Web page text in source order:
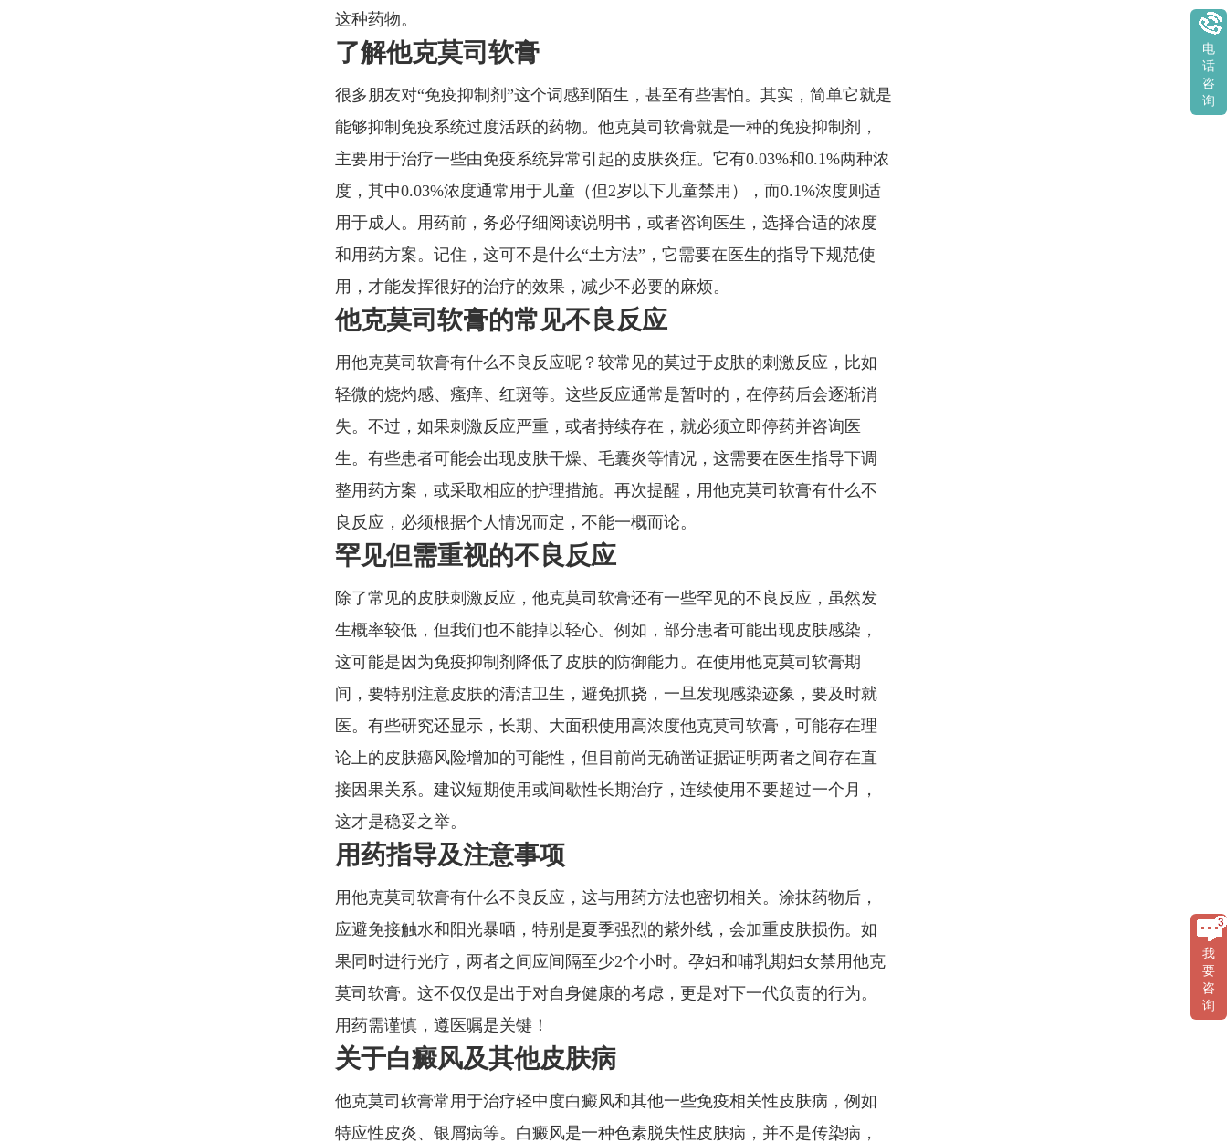
这种药物。
了解他克莫司软膏
很多朋友对“免疫抑制剂”这个词感到陌生，甚至有些害怕。其实，简单它就是
能够抑制免疫系统过度活跃的药物。他克莫司软膏就是一种的免疫抑制剂，
主要用于治疗一些由免疫系统异常引起的皮肤炎症。它有0.03%和0.1%两种浓
度，其中0.03%浓度通常用于儿童（但2岁以下儿童禁用），而0.1%浓度则适
用于成人。用药前，务必仔细阅读说明书，或者咨询医生，选择合适的浓度
和用药方案。记住，这可不是什么“土方法”，它需要在医生的指导下规范使
用，才能发挥很好的治疗的效果，减少不必要的麻烦。
他克莫司软膏的常见不良反应
用他克莫司软膏有什么不良反应呢？较常见的莫过于皮肤的刺激反应，比如
轻微的烧灼感、瘙痒、红斑等。这些反应通常是暂时的，在停药后会逐渐消
失。不过，如果刺激反应严重，或者持续存在，就必须立即停药并咨询医
生。有些患者可能会出现皮肤干燥、毛囊炎等情况，这需要在医生指导下调
整用药方案，或采取相应的护理措施。再次提醒，用他克莫司软膏有什么不
良反应，必须根据个人情况而定，不能一概而论。
罕见但需重视的不良反应
除了常见的皮肤刺激反应，他克莫司软膏还有一些罕见的不良反应，虽然发
生概率较低，但我们也不能掉以轻心。例如，部分患者可能出现皮肤感染，
这可能是因为免疫抑制剂降低了皮肤的防御能力。在使用他克莫司软膏期
间，要特别注意皮肤的清洁卫生，避免抓挠，一旦发现感染迹象，要及时就
医。有些研究还显示，长期、大面积使用高浓度他克莫司软膏，可能存在理
论上的皮肤癌风险增加的可能性，但目前尚无确凿证据证明两者之间存在直
接因果关系。建议短期使用或间歇性长期治疗，连续使用不要超过一个月，
这才是稳妥之举。
用药指导及注意事项
用他克莫司软膏有什么不良反应，这与用药方法也密切相关。涂抹药物后，
应避免接触水和阳光暴晒，特别是夏季强烈的紫外线，会加重皮肤损伤。如
果同时进行光疗，两者之间应间隔至少2个小时。孕妇和哺乳期妇女禁用他克
莫司软膏。这不仅仅是出于对自身健康的考虑，更是对下一代负责的行为。
用药需谨慎，遵医嘱是关键！
关于白癜风及其他皮肤病
他克莫司软膏常用于治疗轻中度白癜风和其他一些免疫相关性皮肤病，例如
特应性皮炎、银屑病等。白癜风是一种色素脱失性皮肤病，并不是传染病，
我
要
咨
询
电
话
咨
询